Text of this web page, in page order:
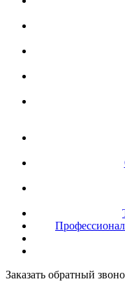
Заказать обратный